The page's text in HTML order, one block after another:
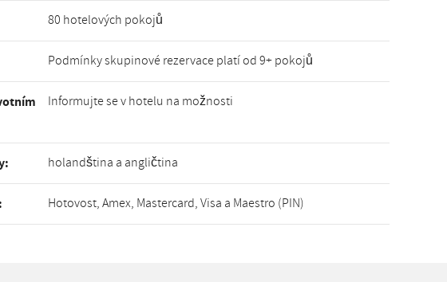
80 hotelových pokojů
Podmínky skupinové rezervace platí od 9+ pokojů
Informujte se v hotelu na možnosti
holandština a angličtina
Hotovost, Amex, Mastercard, Visa a Maestro (PIN)